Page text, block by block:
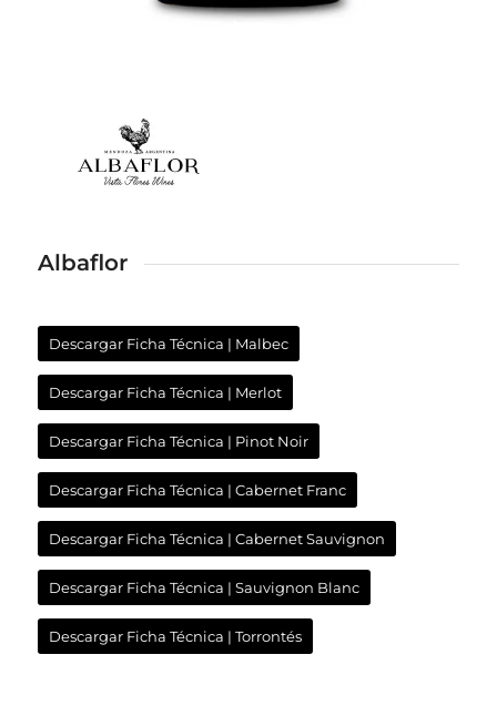
Albaflor
Descargar Ficha Técnica | Malbec
Descargar Ficha Técnica | Merlot
Descargar Ficha Técnica | Pinot Noir
Descargar Ficha Técnica | Cabernet Franc
Descargar Ficha Técnica | Cabernet Sauvignon
Descargar Ficha Técnica | Sauvignon Blanc
Descargar Ficha Técnica | Torrontés